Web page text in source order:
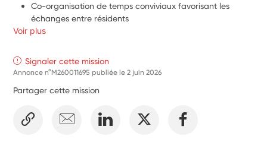
Co-organisation de temps conviviaux favorisant les
Soutien à la logistique lors des événements
la structure.
Création et animation d’atelier ou évènement autour de
jeune.
Voir plus
Signaler cette mission
Annonce n°M260011695 publiée le2 juin 2026
Partager cette mission